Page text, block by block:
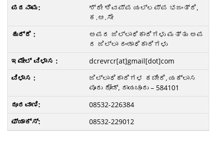
ಶ್ರೀ ಶಿವಪ್ಪ ಯಲ್ಲಪ್ಪ ಭಜಂತ್ರಿ,
ಕ.ಆ.ಸೇ
ಅಪರ ಜಿಲ್ಲಾಧಿಕಾರಿಗಳು ಮತ್ತು ಅಪ
ರ ಜಿಲ್ಲಾ ದಂಡಾಧಿಕಾರಿಗಳು
dcrevrcr[at]gmail[dot]com
ಜಿಲ್ಲಾಧಿಕಾರಿಗಳ ಕಚೇರಿ, ಯಕ್ಲಾಸ
ಪೂರು ರೋಡ್‌, ರಾಯಚೂರು – 584101
08532-226384
08532-229012